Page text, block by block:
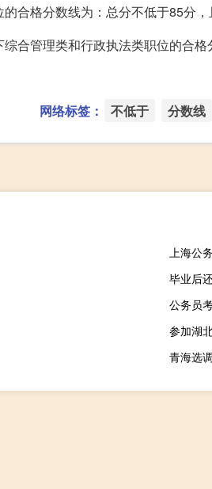
合格分数线为：总分不低于85分
合管理类和行政执法类职位的合
网络标签： 不低于 分数线
上海公
毕业后
公务员
参加湖
青海选